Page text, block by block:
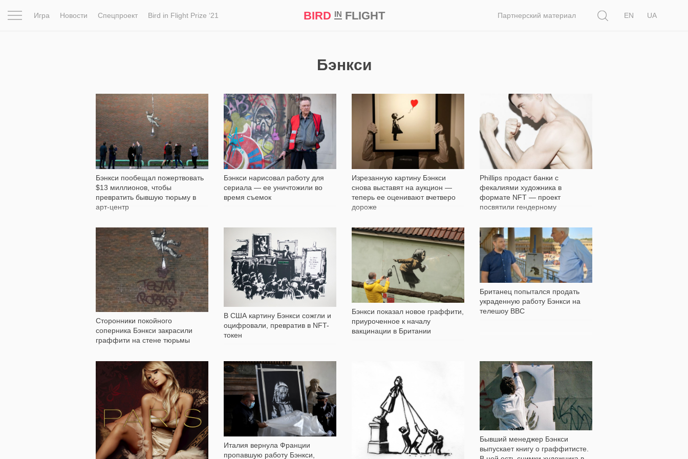
Игра Новости Спецпроект Bird in Flight Prize ‘21 BIRD INFLIGHT Партнерский материал
EN
UA
Бэнкси
Бэнкси пообещал пожертвовать
$13 миллионов, чтобы
превратить бывшую тюрьму в
арт-центр
2 151
Бэнкси нарисовал работу для
сериала — ее уничтожили во
время съемок
789
Изрезанную картину Бэнкси
снова выставят на аукцион —
теперь ее оценивают вчетверо
дороже
Phillips продаст банки с
фекалиями художника в
формате NFT — проект
посвятили гендерному
1 775
Сторонники покойного
соперника Бэнкси закрасили
граффити на стене тюрьмы
872
В США картину Бэнкси сожгли и
оцифровали, превратив в NFT-
токен
1 504
Бэнкси показал новое граффити,
приуроченное к началу
вакцинации в Британии
1 000
Британец попытался продать
украденную работу Бэнкси на
телешоу BBC
633
1 680
Италия вернула Франции
пропавшую работу Бэнкси,
251
Бывший менеджер Бэнкси
выпускает книгу о граффитисте.
859